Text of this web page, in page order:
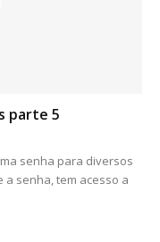
parte 5
senha para diversos
a senha, tem acesso a